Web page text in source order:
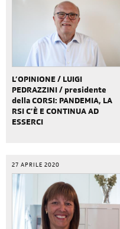
L’OPINIONE / LUIGI
PEDRAZZINI / presidente
della CORSI: PANDEMIA, LA
RSI C’È E CONTINUA AD
ESSERCI
27 APRILE 2020